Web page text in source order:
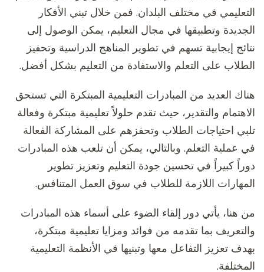
التعليمي في مختلف البلدان. فمن خلال تبني الأفكار
الجديدة وتطبيقها في مجال التعليم، يمكن الوصول إلى
نتائج إيجابية تسهم في تطوير المناهج الدراسية وتحفيز
الطلاب على التعلم والاستفادة من التعليم بشكل أفضل.
هناك العديد من المبادرات التعليمية المبتكرة التي تستحق
الاهتمام والتقدير، حيث تقدم حلولاً تعليمية مبتكرة وفعالة
تلبي احتياجات الطلاب وتحفزهم على المشاركة الفعالة
في عملية التعلم. وبالتالي، يمكن أن تلعب هذه المبادرات
دوراً كبيراً في تحسين جودة التعليم وتعزيز تطوير
المهارات اللازمة للطلاب في سوق العمل المتنافس.
من هنا، يأتي دور إلقاء الضوء على أسماء هذه المبادرات
والتعريف بما تقدمه من فوائد ومزايا تعليمية مبتكرة،
بهدف تعزيز التفاعل معها وتبنيها في الأنظمة التعليمية
المختلفة.